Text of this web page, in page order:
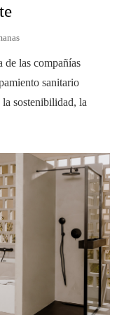
de las compañías
sanitario
la sostenibilidad, la